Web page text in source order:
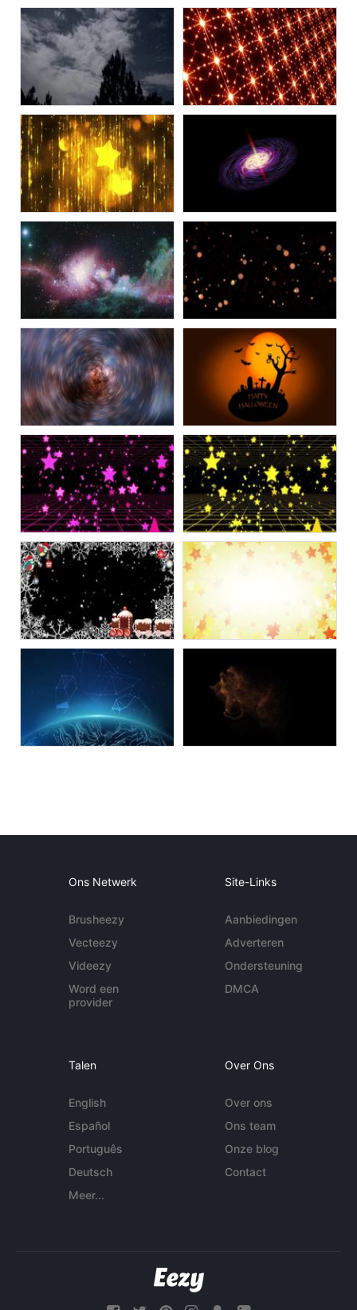
Ons Netwerk
Brusheezy
Vecteezy
Videezy
Word een
provider
Site-Links
Aanbiedingen
Adverteren
Ondersteuning
DMCA
Talen
English
Español
Português
Deutsch
Meer...
Over Ons
Over ons
Ons team
Onze blog
Contact